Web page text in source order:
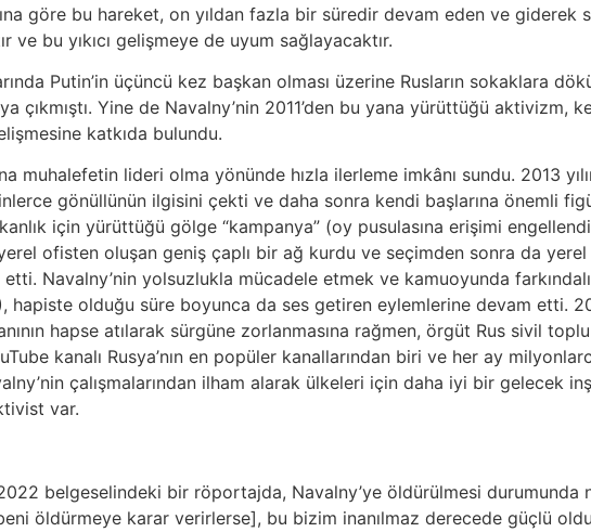
göre bu hareket, on yıldan fazla bir süredir devam eden ve
ve bu yıkıcı gelişmeye de uyum sağlayacaktır.
Putin’in üçüncü kez başkan olması üzerine Rusların sokaklara
çıkmıştı. Yine de Navalny’nin 2011’den bu yana yürüttüğü aktivizm,
katkıda bulundu.
muhalefetin lideri olma yönünde hızla ilerleme imkânı sundu. 2013
gönüllünün ilgisini çekti ve daha sonra kendi başlarına önemli
için yürüttüğü gölge “kampanya” (oy pusulasına erişimi
ofisten oluşan geniş çaplı bir ağ kurdu ve seçimden sonra da
Navalny’nin yolsuzlukla mücadele etmek ve kamuoyunda
olduğu süre boyunca da ses getiren eylemlerine devam etti. 2021
hapse atılarak sürgüne zorlanmasına rağmen, örgüt Rus sivil
kanalı Rusya’nın en popüler kanallarından biri ve her ay
çalışmalarından ilham alarak ülkeleri için daha iyi bir gelecek
var.
belgeselindeki bir röportajda, Navalny’ye öldürülmesi
öldürmeye karar verirlerse], bu bizim inanılmaz derecede güçlü